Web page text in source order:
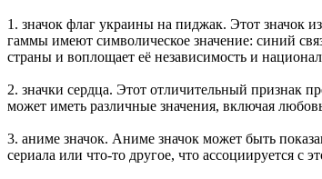
1. значок флаг украины на пиджак. Этот значок
гаммы имеют символическое значение: синий
страны и воплощает её независимость и
2. значки сердца. Этот отличительный признак
может иметь различные значения, включая
3. аниме значок. Аниме значок может быть
сериала или что-то другое, что ассоциируется с